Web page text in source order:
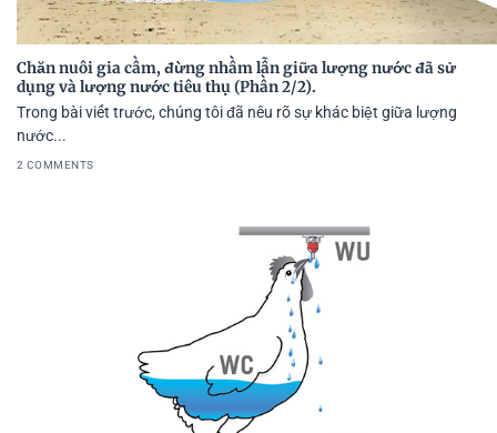
Chăn nuôi gia cầm, đừng nhầm lẫn giữa lượng nước đã sử
dụng và lượng nước tiêu thụ (Phần 2/2).
Trong bài viết trước, chúng tôi đã nêu rõ sự khác biệt giữa lượng
nước...
2 COMMENTS